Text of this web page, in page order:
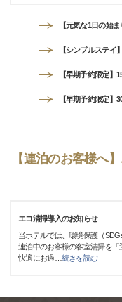
【元気な1日の始
【シンプルステイ
【早期予約限定
【早期予約限定
【連泊のお客様へ
エコ清掃導入のお知らせ
当ホテルでは、環境保護（
連泊中のお客様の客室清掃を「
快適にお過
続きを読む